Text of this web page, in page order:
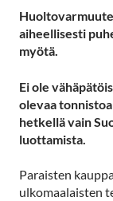
aiheellisesti
myötä.
Ei ole
olevaa
hetkellä vain
luottamista.
Paraisten
ulkomaalaisten